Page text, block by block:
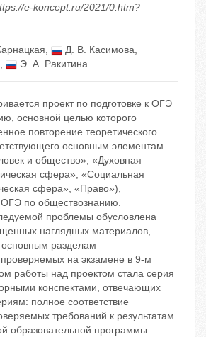
e-koncept.ru/2021/0.htm?
, Д. В. Касимова,
, Э. А. Ракитина
проект по подготовке к ОГЭ
основной целью которого
повторение теоретического
основным элементам
и общество», «Духовная
сфера», «Социальная
сфера», «Право»),
по обществознанию.
проблемы обусловлена
наглядных материалов,
разделам
на экзамене в 9-м
работы над проектом стала серия
конспектами, отвечающих
полное соответствие
требований к результатам
образовательной программы